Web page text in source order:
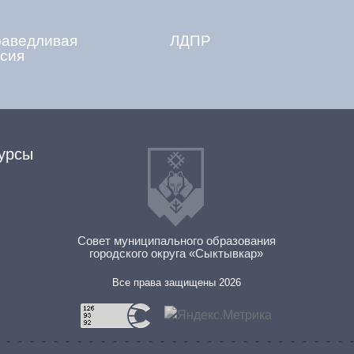
ЛДПР
Совет муниципального образования
городского округа «Сыктывкар»
Все права защищены 2026